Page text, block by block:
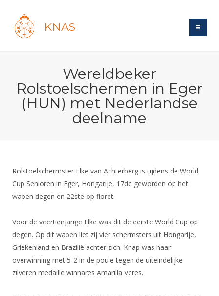
KNAS
Recent posts
Maandelijks archief
Evenement
Website
Gebruiksvoorwaarden
Handleiding
Historie
Bond
Beleid
Reglementen
Ledencijfers
Sponsors en Partners
Bestuur
Commissies
Schermen
Veteranen
Lichtzwaardschermen
Ranglijsten
Inschrijven
Reglementen
Oranje
DBT
FBT
SBT
Talentontwikkeling
Spreekbeurtpakket
Ouders en vereniging
Jeugdkampen
Brassardsysteem
Voor coaches en leraren
Forums
Nieuws
Zoek Vereniging
NK organiseren
Wereldbeker
Rolstoelschermen in Eger
(HUN) met Nederlandse
deelname
Rolstoelschermster Elke van Achterberg is tijdens de World
Cup Senioren in Eger, Hongarije, 17de geworden op het
wapen degen en 22ste op floret.
Voor de veertienjarige Elke was dit de eerste World Cup op
degen. Op dit wapen liet zij vier schermsters uit Hongarije,
Griekenland en Brazilië achter zich. Knap was haar
overwinning met 5-2 in de poule tegen de uiteindelijke
zilveren medaille winnares Amarilla Veres.